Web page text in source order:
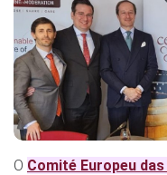
O Comité Europeu